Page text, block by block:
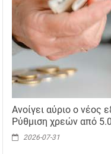
Ανοίγει αύριο ο νέος
Ρύθμιση χρεών από
2026-07-31